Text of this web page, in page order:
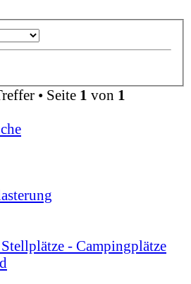
• Seite 1 von 1
- Campingplätze